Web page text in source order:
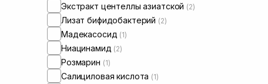
Экстракт центеллы азиатской (2)
Лизат бифидобактерий (2)
Мадекасосид (1)
Ниацинамид (2)
Розмарин (1)
Салициловая кислота (1)